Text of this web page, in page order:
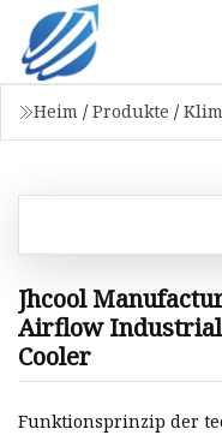
Heim / Produkte /
Jhcool
Airflow
Cooler
Funktionsprinzip der